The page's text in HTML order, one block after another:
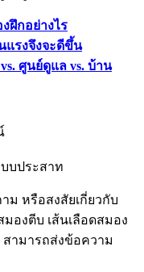
ฝึกอย่างไร
แรงจึงจะดีขึ้น
ศูนย์ดูแล vs. บ้าน
บประสาท
ม หรือสงสัยเกี่ยวกับ
องตีบ เส้นเลือดสมอง
สามารถส่งข้อความ